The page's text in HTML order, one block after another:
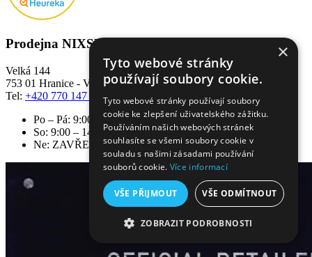
Prodejna NIXSKI Store
Velká 144
753 01 Hranice - Velká
Tel: +420 770 147 322
Po – Pá: 9:00 – 18:00
So: 9:00 – 14:00
Ne: ZAVŘENO
×
Tyto webové stránky
používají soubory cookie.
Tyto webové stránky používají soubory
cookie ke zlepšení uživatelského zážitku.
Používáním našich webových stránek
souhlasíte se všemi soubory cookie v
souladu s našimi zásadami používání
souborů cookie. Více informací
VŠE PŘIJMOUT VŠE ODMÍTNOUT
ZOBRAZIT PODROBNOSTI
NEZBYTNĚ NUTNÉ SOUBORY